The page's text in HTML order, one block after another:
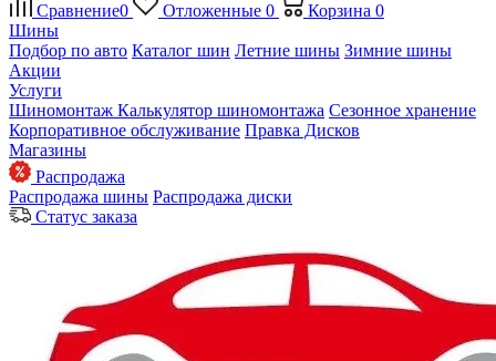
Сравнение0 Отложенные 0 Корзина 0
Шины
Подбор по авто Каталог шин Летние шины Зимние шины
Акции
Услуги
Шиномонтаж Калькулятор шиномонтажа Сезонное хранение
Корпоративное обслуживание Правка Дисков
Магазины
Распродажа
Распродажа шины Распродажа диски
Статус заказа